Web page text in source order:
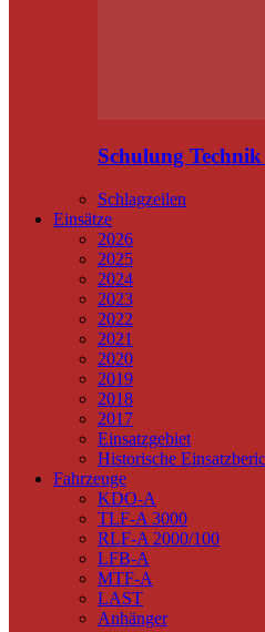
Schulung Technik
Schlagzeilen
Einsätze
2026
2025
2024
2023
2022
2021
2020
2019
2018
2017
Einsatzgebiet
Historische
Fahrzeuge
KDO-A
TLF-A 3000
RLF-A 2000/100
LFB-A
MTF-A
LAST
Anhänger